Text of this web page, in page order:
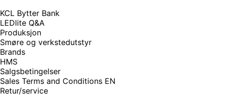
KCL Bytter Bank
LEDlite Q&A
Produksjon
Smøre og verkstedutstyr
Brands
HMS
Salgsbetingelser
Sales Terms and Conditions EN
Retur/service